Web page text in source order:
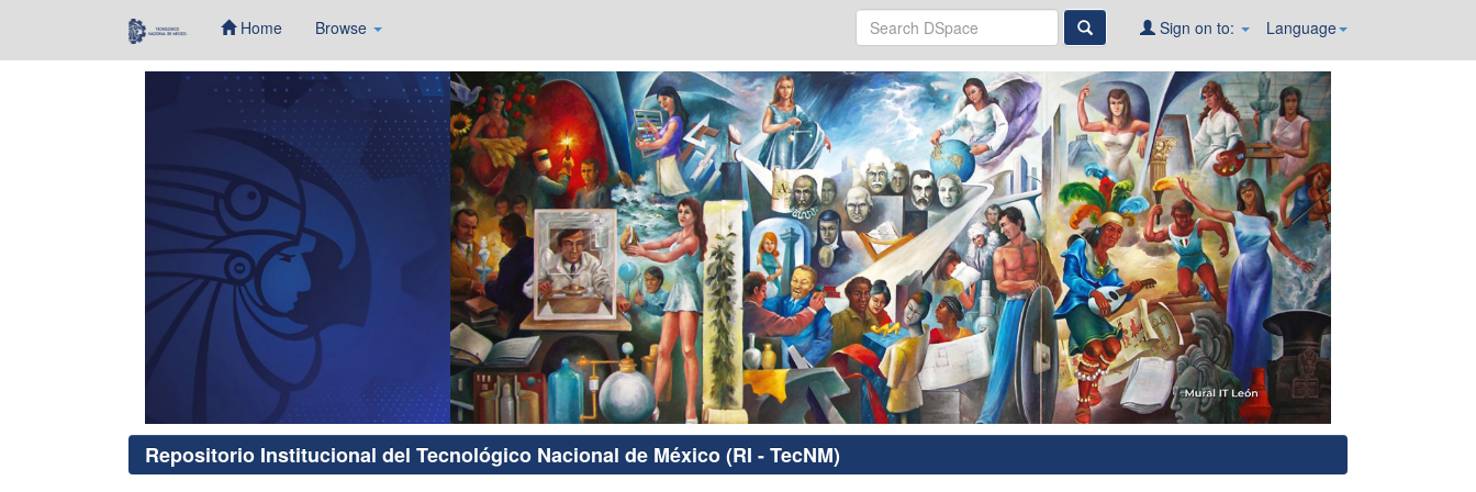
Home Browse Language
Sign on to:
Repositorio Institucional del Tecnológico Nacional de México (RI - TecNM)